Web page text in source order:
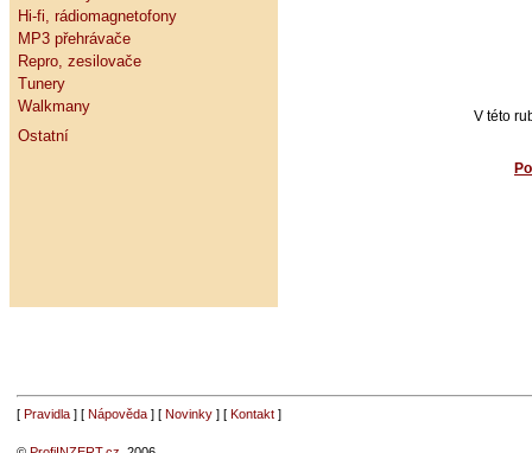
Hi-fi, rádiomagnetofony
MP3 přehrávače
Repro, zesilovače
Tunery
Walkmany
Ostatní
V této
[ Pravidla] [ Nápověda] [ Novinky] [ Kontakt]